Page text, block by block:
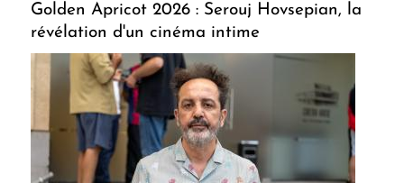
Golden Apricot 2026 : Serouj Hovsepian, la
révélation d'un cinéma intime